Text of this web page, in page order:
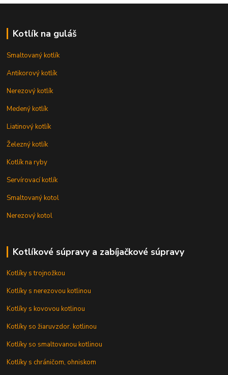
Kotlík na guláš
Smaltovaný kotlík
Antikorový kotlík
Nerezový kotlík
Medený kotlík
Liatinový kotlík
Železný kotlík
Kotlík na ryby
Servírovací kotlík
Smaltovaný kotol
Nerezový kotol
Kotlíkové súpravy a zabíjačkové súpravy
Kotlíky s trojnožkou
Kotlíky s nerezovou kotlinou
Kotlíky s kovovou kotlinou
Kotlíky so žiaruvzdor. kotlinou
Kotlíky so smaltovanou kotlinou
Kotlíky s chráničom, ohniskom